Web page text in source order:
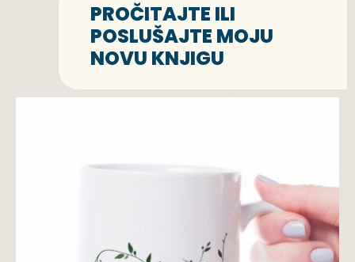
PROČITAJTE ILI
POSLUŠAJTE MOJU
NOVU KNJIGU